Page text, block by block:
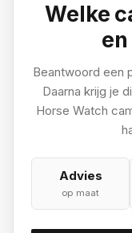
Welke
Beantwoord een
Daarna krijg je
Horse Watch
Advies
op maat